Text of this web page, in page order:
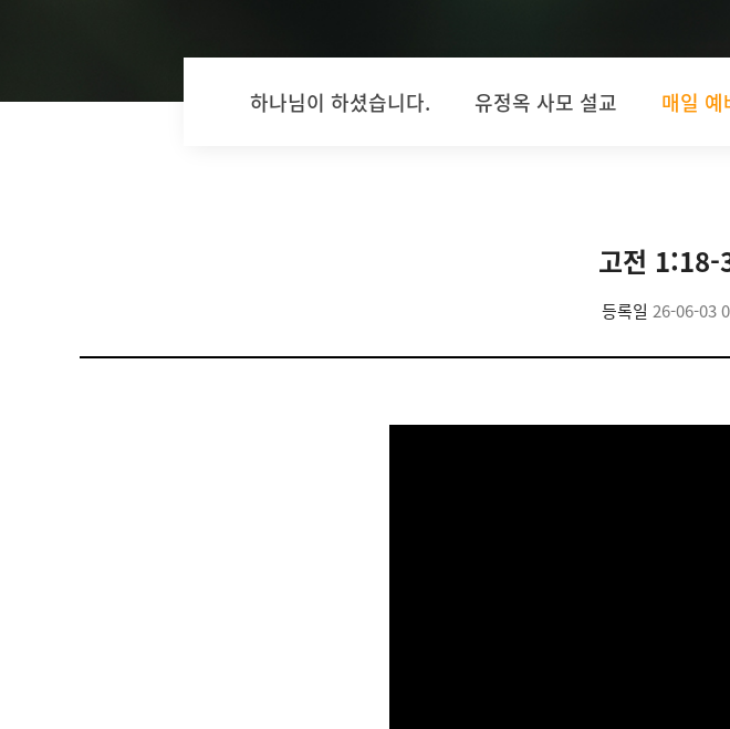
하나님이 하셨습니다. 유정옥 사모 설교 매일 예
고전 1:18-
등록일 26-06-03